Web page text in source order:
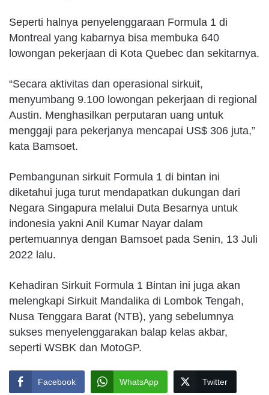
Seperti halnya penyelenggaraan Formula 1 di
Montreal yang kabarnya bisa membuka 640
lowongan pekerjaan di Kota Quebec dan sekitarnya.
“Secara aktivitas dan operasional sirkuit,
menyumbang 9.100 lowongan pekerjaan di regional
Austin. Menghasilkan perputaran uang untuk
menggaji para pekerjanya mencapai US$ 306 juta,”
kata Bamsoet.
Pembangunan sirkuit Formula 1 di bintan ini
diketahui juga turut mendapatkan dukungan dari
Negara Singapura melalui Duta Besarnya untuk
indonesia yakni Anil Kumar Nayar dalam
pertemuannya dengan Bamsoet pada Senin, 13 Juli
2022 lalu.
Kehadiran Sirkuit Formula 1 Bintan ini juga akan
melengkapi Sirkuit Mandalika di Lombok Tengah,
Nusa Tenggara Barat (NTB), yang sebelumnya
sukses menyelenggarakan balap kelas akbar,
seperti WSBK dan MotoGP.
Facebook WhatsApp Twitter